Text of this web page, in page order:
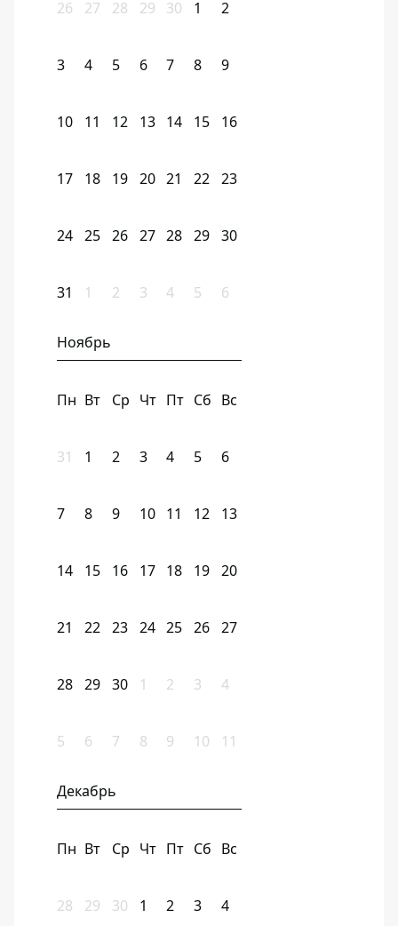
26 27 28 29 30 1 2
3 4 5 6 7 8 9
10 11 12 13 14 15 16
17 18 19 20 21 22 23
24 25 26 27 28 29 30
31 1 2 3 4 5 6
Ноябрь
Пн Вт Ср Чт Пт Сб Вс
31 1 2 3 4 5 6
7 8 9 10 11 12 13
14 15 16 17 18 19 20
21 22 23 24 25 26 27
28 29 30 1 2 3 4
5 6 7 8 9 10 11
Декабрь
Пн Вт Ср Чт Пт Сб Вс
28 29 30 1 2 3 4